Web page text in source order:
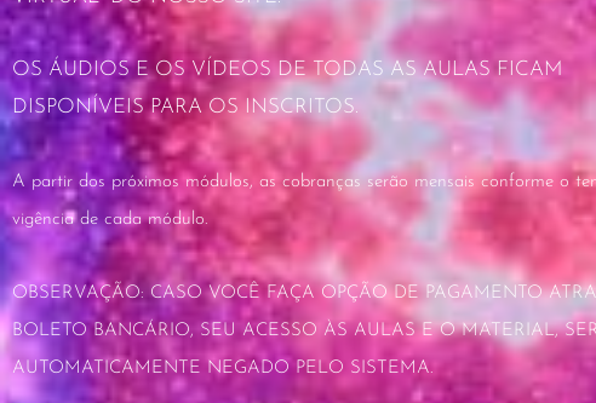
OS ÁUDIOS E OS VÍDEOS DE TODAS AS AULAS FICAM
DISPONÍVEIS PARA OS INSCRITOS.
A partir dos próximos módulos, as cobranças serão mensais conforme o
vigência de cada módulo.
OBSERVAÇÃO: CASO VOCÊ FAÇA OPÇÃO DE PAGAMENTO
BOLETO BANCÁRIO, SEU ACESSO ÀS AULAS E O MATERIAL,
AUTOMATICAMENTE NEGADO PELO SISTEMA.